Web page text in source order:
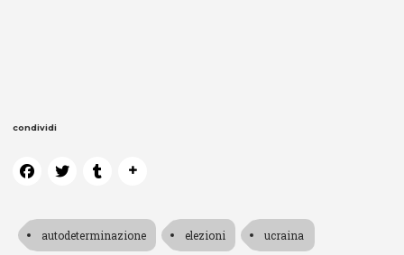
condividi
autodeterminazione elezioni ucraina